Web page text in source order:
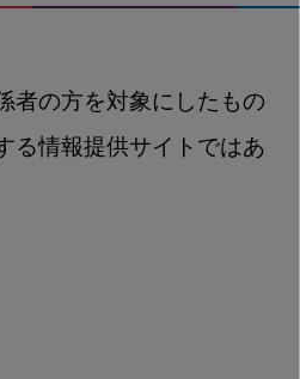
者の方を対象にしたもの
る情報提供サイトではあ